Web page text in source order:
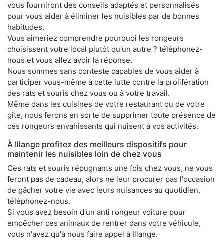
vous fourniront des conseils adaptés et personnalisés
pour vous aider à éliminer les nuisibles par de bonnes
habitudes.
Vous aimeriez comprendre pourquoi les rongeurs
choisissent votre local plutôt qu'un autre ? téléphonez-
nous et vous allez avoir la réponse.
Nous sommes sans conteste capables de vous aider à
participer vous-même à cette lutte contre la prolifération
des rats et souris chez vous ou à votre travail.
Même dans les cuisines de votre restaurant ou de votre
gîte, nous ferons en sorte de supprimer toute présence de
ces rongeurs envahissants qui nuisent à vos activités.
À Illange profitez des meilleurs dispositifs pour
maintenir les nuisibles loin de chez vous
Ces rats et souris répugnants une fois chez vous, ne vous
feront pas de cadeau, alors ne leur procurer pas l'occasion
de gâcher votre vie avec leurs nuisances au quotidien,
téléphonez-nous.
Si vous avez besoin d'un anti rongeur voiture pour
empêcher ces animaux de rentrer dans votre véhicule,
vous n'avez qu'à nous faire appel à Illange.